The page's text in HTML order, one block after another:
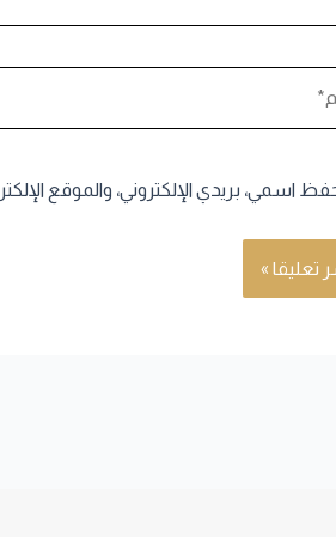
اسمي، بريدي الإلكتروني، والموقع